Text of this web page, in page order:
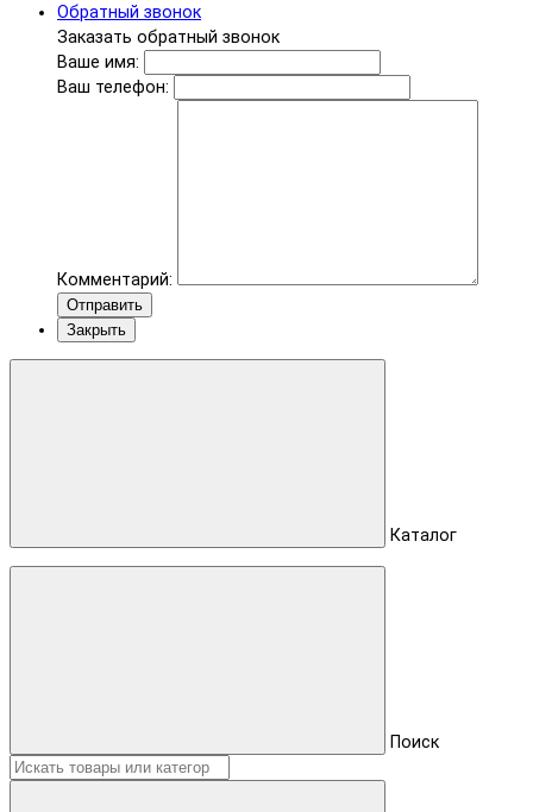
Обратный звонок
Заказать обратный звонок
Ваше имя:
Ваш телефон:
Комментарий:
Отправить
Закрыть
Каталог
Поиск